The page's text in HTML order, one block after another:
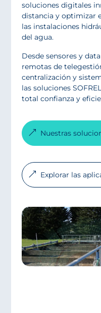
soluciones digitales
distancia y optimizar
las instalaciones
del agua.
Desde sensores y
remotas de
centralización y
las soluciones
total confianza y
Nuestras
Explorar las